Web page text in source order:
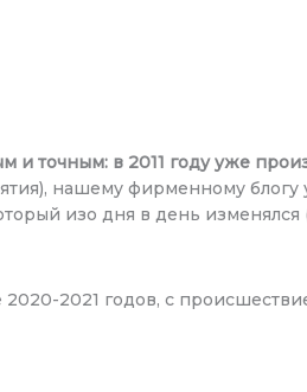
точным: в 2011 году уже
нашему фирменному блогу
изо дня в день
2021 годов, с